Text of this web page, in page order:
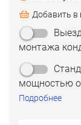
Добавить в
монтажа
мощностью
Подробнее